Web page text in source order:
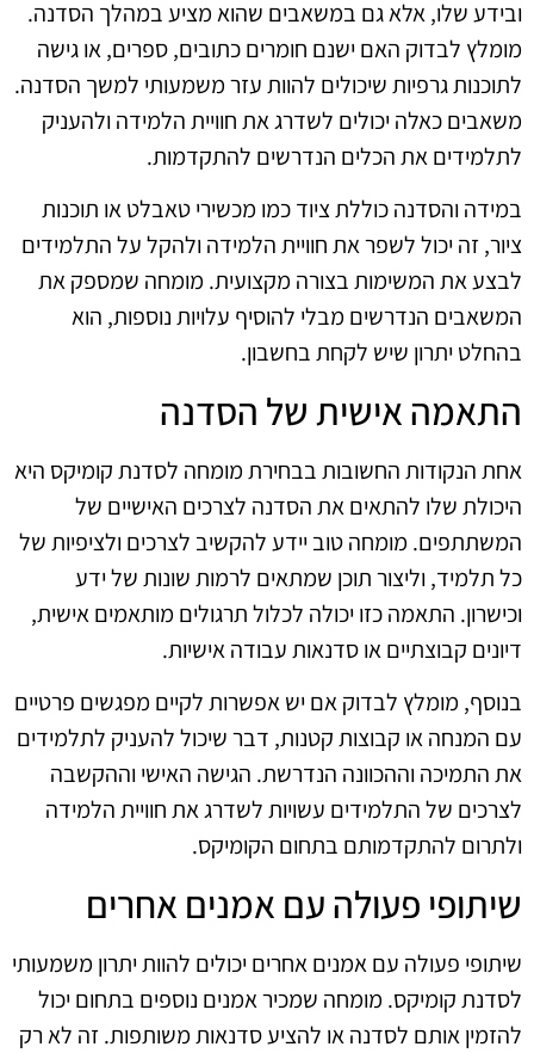
ובידע שלו, אלא גם במשאבים שהוא מציע במהלך הסדנה.
מומלץ לבדוק האם ישנם חומרים כתובים, ספרים, או גישה
לתוכנות גרפיות שיכולים להוות עזר משמעותי למשך הסדנה.
משאבים כאלה יכולים לשדרג את חוויית הלמידה ולהעניק
לתלמידים את הכלים הנדרשים להתקדמות.
במידה והסדנה כוללת ציוד כמו מכשירי טאבלט או תוכנות
ציור, זה יכול לשפר את חוויית הלמידה ולהקל על התלמידים
לבצע את המשימות בצורה מקצועית. מומחה שמספק את
המשאבים הנדרשים מבלי להוסיף עלויות נוספות, הוא
בהחלט יתרון שיש לקחת בחשבון.
התאמה אישית של הסדנה
אחת הנקודות החשובות בבחירת מומחה לסדנת קומיקס היא
היכולת שלו להתאים את הסדנה לצרכים האישיים של
המשתתפים. מומחה טוב יידע להקשיב לצרכים ולציפיות של
כל תלמיד, וליצור תוכן שמתאים לרמות שונות של ידע
וכישרון. התאמה כזו יכולה לכלול תרגולים מותאמים אישית,
דיונים קבוצתיים או סדנאות עבודה אישיות.
בנוסף, מומלץ לבדוק אם יש אפשרות לקיים מפגשים פרטיים
עם המנחה או קבוצות קטנות, דבר שיכול להעניק לתלמידים
את התמיכה וההכוונה הנדרשת. הגישה האישי וההקשבה
לצרכים של התלמידים עשויות לשדרג את חוויית הלמידה
ולתרום להתקדמותם בתחום הקומיקס.
שיתופי פעולה עם אמנים אחרים
שיתופי פעולה עם אמנים אחרים יכולים להוות יתרון משמעותי
לסדנת קומיקס. מומחה שמכיר אמנים נוספים בתחום יכול
להזמין אותם לסדנה או להציע סדנאות משותפות. זה לא רק